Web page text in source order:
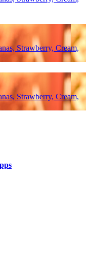
Strawberry, Cream,
Strawberry, Cream,